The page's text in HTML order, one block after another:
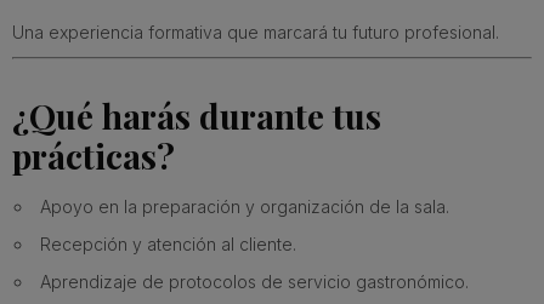
Una experiencia formativa que marcará tu futuro profesional.
¿Qué harás durante tus
prácticas?
Apoyo en la preparación y organización de la sala.
Recepción y atención al cliente.
Aprendizaje de protocolos de servicio gastronómico.